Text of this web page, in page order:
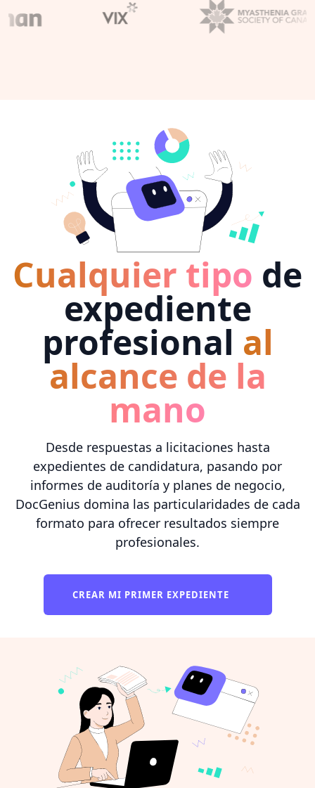
Cualquier tipo de
expediente
profesional al
alcance de la
mano
Desde respuestas a licitaciones hasta
expedientes de candidatura, pasando por
informes de auditoría y planes de negocio,
DocGenius domina las particularidades de cada
formato para ofrecer resultados siempre
profesionales.
CREAR MI PRIMER EXPEDIENTE